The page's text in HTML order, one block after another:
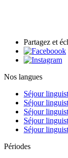
Partagez et
Nos langues
Séjour
Séjour
Séjour
Séjour
Séjour
Périodes